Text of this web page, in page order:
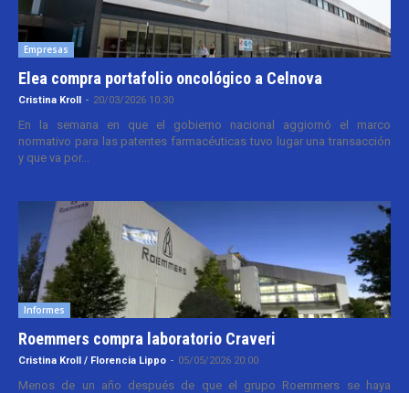
Empresas
Elea compra portafolio oncológico a Celnova
Cristina Kroll - 20/03/2026 10:30
En la semana en que el gobierno nacional aggiornó el marco
normativo para las patentes farmacéuticas tuvo lugar una transacción
y que va por...
Informes
Roemmers compra laboratorio Craveri
Cristina Kroll / Florencia Lippo - 05/05/2026 20:00
Menos de un año después de que el grupo Roemmers se haya